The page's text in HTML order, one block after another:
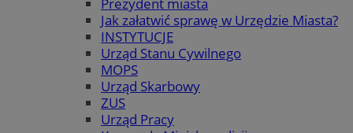
Jak załatwić sprawę w Urzędzie Miasta?
INSTYTUCJE
Urząd Stanu Cywilnego
MOPS
Urząd Skarbowy
ZUS
Urząd Pracy